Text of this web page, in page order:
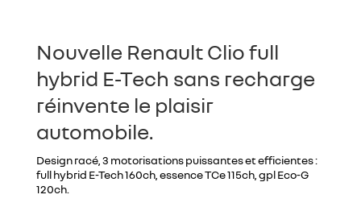
Nouvelle Renault Clio full
hybrid E-Tech sans recharge
réinvente le plaisir
automobile.
Design racé, 3 motorisations puissantes et efficientes :
full hybrid E-Tech 160ch, essence TCe 115ch, gpl Eco-G
120ch.